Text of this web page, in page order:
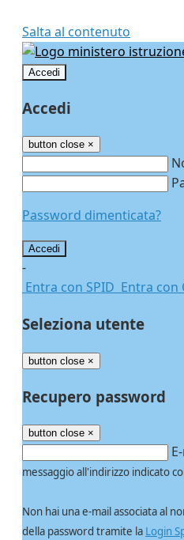
Salta al contenuto
Accedi
Accedi
button close ×
Password dimenticata?
-
Entra con SPID Entra con
Seleziona utente
button close ×
Recupero password
button close ×
messaggio all'indirizzo indicato
Non hai una e-mail associata al
della password tramite la Login